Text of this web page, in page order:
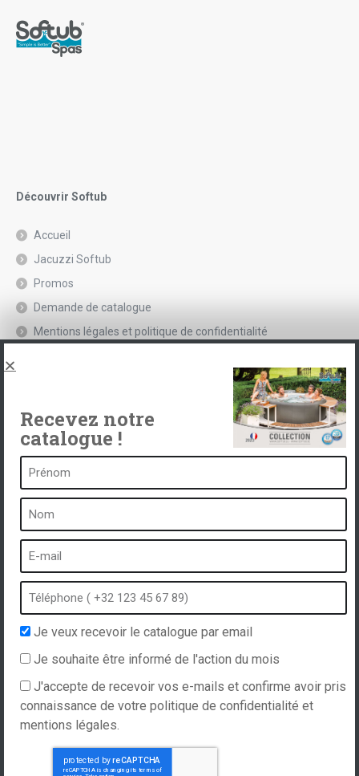
Découvrir Softub
Accueil
Jacuzzi Softub
Promos
Demande de catalogue
Mentions légales et politique de confidentialité
Qu’est-ce qu’un spa ?
Bain à bulles
Spa intérieur
Spa extérieur
Spa en hiver
Spa et hydrothérapie
Site internet réalisé par
Recevez notre
catalogue !
Je veux recevoir le catalogue par email
Je souhaite être informé de l'action du mois
J'accepte de recevoir vos e-mails et confirme avoir pris
connaissance de votre politique de confidentialité et
mentions légales.